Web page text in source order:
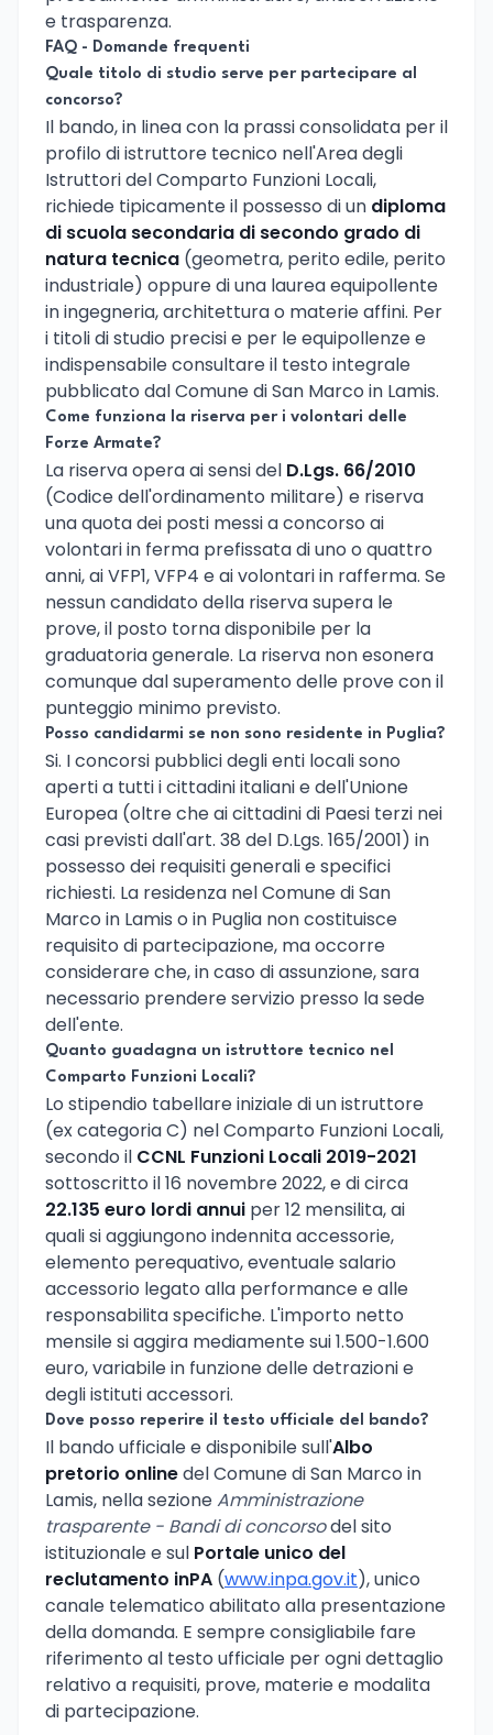
e trasparenza.
FAQ - Domande frequenti
Quale titolo di studio serve per partecipare al
concorso?
Il bando, in linea con la prassi consolidata per il
profilo di istruttore tecnico nell'Area degli
Istruttori del Comparto Funzioni Locali,
richiede tipicamente il possesso di un diploma
di scuola secondaria di secondo grado di
natura tecnica (geometra, perito edile, perito
industriale) oppure di una laurea equipollente
in ingegneria, architettura o materie affini. Per
i titoli di studio precisi e per le equipollenze e
indispensabile consultare il testo integrale
pubblicato dal Comune di San Marco in Lamis.
Come funziona la riserva per i volontari delle
Forze Armate?
La riserva opera ai sensi del D.Lgs. 66/2010
(Codice dell'ordinamento militare) e riserva
una quota dei posti messi a concorso ai
volontari in ferma prefissata di uno o quattro
anni, ai VFP1, VFP4 e ai volontari in rafferma. Se
nessun candidato della riserva supera le
prove, il posto torna disponibile per la
graduatoria generale. La riserva non esonera
comunque dal superamento delle prove con il
punteggio minimo previsto.
Posso candidarmi se non sono residente in Puglia?
Si. I concorsi pubblici degli enti locali sono
aperti a tutti i cittadini italiani e dell'Unione
Europea (oltre che ai cittadini di Paesi terzi nei
casi previsti dall'art. 38 del D.Lgs. 165/2001) in
possesso dei requisiti generali e specifici
richiesti. La residenza nel Comune di San
Marco in Lamis o in Puglia non costituisce
requisito di partecipazione, ma occorre
considerare che, in caso di assunzione, sara
necessario prendere servizio presso la sede
dell'ente.
Quanto guadagna un istruttore tecnico nel
Comparto Funzioni Locali?
Lo stipendio tabellare iniziale di un istruttore
(ex categoria C) nel Comparto Funzioni Locali,
secondo il CCNL Funzioni Locali 2019-2021
sottoscritto il 16 novembre 2022, e di circa
22.135 euro lordi annui per 12 mensilita, ai
quali si aggiungono indennita accessorie,
elemento perequativo, eventuale salario
accessorio legato alla performance e alle
responsabilita specifiche. L'importo netto
mensile si aggira mediamente sui 1.500-1.600
euro, variabile in funzione delle detrazioni e
degli istituti accessori.
Dove posso reperire il testo ufficiale del bando?
Il bando ufficiale e disponibile sull'Albo
pretorio onlinedel Comune di San Marco in
Lamis, nella sezioneAmministrazione
trasparente - Bandi di concorsodel sito
istituzionale e sul Portale unico del
reclutamento inPA (www.inpa.gov.it), unico
canale telematico abilitato alla presentazione
della domanda. E sempre consigliabile fare
riferimento al testo ufficiale per ogni dettaglio
relativo a requisiti, prove, materie e modalita
di partecipazione.